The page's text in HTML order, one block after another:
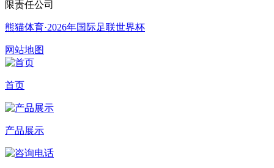
限责任公司
熊猫体育·2026年国际足联世界杯
网站地图
首页
产品展示